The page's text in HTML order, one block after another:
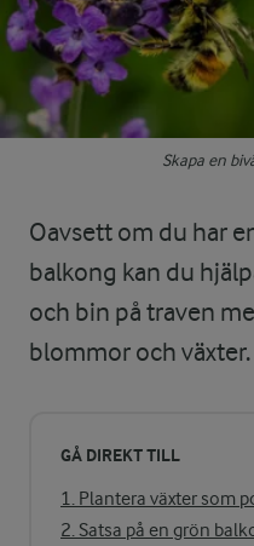
Skapa en
Oavsett om du har
balkong kan du
och bin på traven
blommor och växter.
GÅ DIREKT TILL
1. Plantera växter som
2. Satsa på en grön